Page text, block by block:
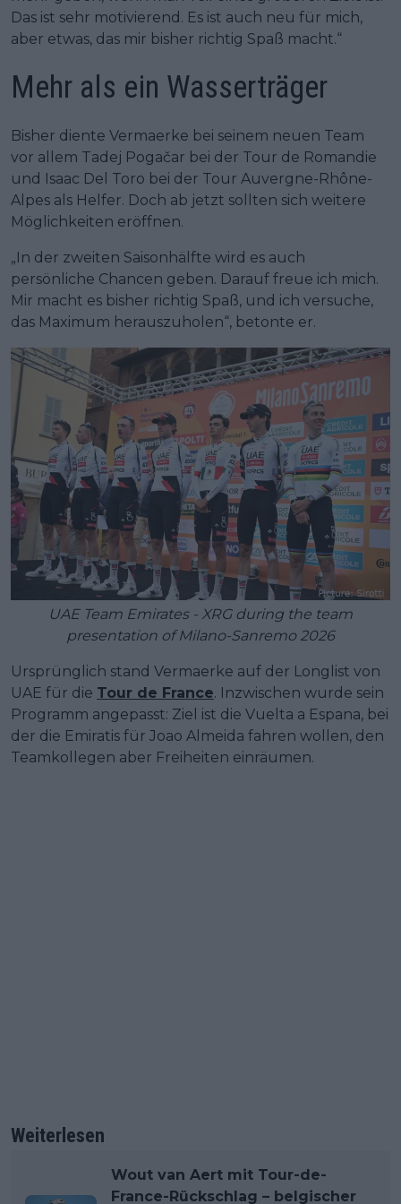
Das ist sehr motivierend. Es ist auch neu für mich,
aber etwas, das mir bisher richtig Spaß macht.“
Mehr als ein Wasserträger
Bisher diente Vermaerke bei seinem neuen Team
vor allem Tadej Pogačar bei der Tour de Romandie
und Isaac Del Toro bei der Tour Auvergne-Rhône-
Alpes als Helfer. Doch ab jetzt sollten sich weitere
Möglichkeiten eröffnen.
„In der zweiten Saisonhälfte wird es auch
persönliche Chancen geben. Darauf freue ich mich.
Mir macht es bisher richtig Spaß, und ich versuche,
das Maximum herauszuholen“, betonte er.
UAE Team Emirates - XRG during the team
presentation of Milano-Sanremo 2026
Ursprünglich stand Vermaerke auf der Longlist von
UAE für die Tour de France. Inzwischen wurde sein
Programm angepasst: Ziel ist die Vuelta a Espana, bei
der die Emiratis für Joao Almeida fahren wollen, den
Teamkollegen aber Freiheiten einräumen.
Weiterlesen
Wout van Aert mit Tour-de-
France-Rückschlag – belgischer